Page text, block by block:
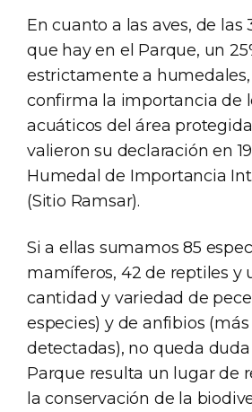
En cuanto a las aves, de las
que hay en el Parque, un
estrictamente a
confirma la importancia de
acuáticos del área
valieron su declaración en
Humedal de Importancia
(Sitio Ramsar).
Si a ellas sumamos 85
mamíferos, 42 de reptiles y
cantidad y variedad de
especies) y de anfibios
detectadas), no queda
Parque resulta un lugar de
la conservación de la